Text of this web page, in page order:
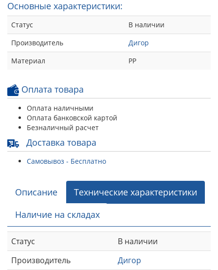
Основные характеристики:
Статус
В наличии
Производитель
Дигор
Материал
РР
Оплата товара
Оплата наличными
Оплата банковской картой
Безналичный расчет
Доставка товара
Самовывоз - Бесплатно
Описание
Технические характеристики
Наличие на складах
Статус
В наличии
Производитель
Дигор